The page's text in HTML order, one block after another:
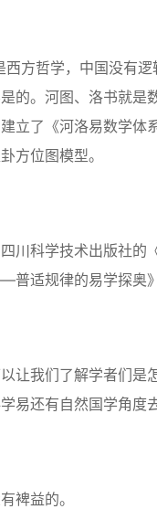
方哲学，中国没有
的。河图、洛书就
立了《河洛易数学
方位图模型。
川科学技术出版社
适规律的易学探奥》
让我们了解学者们
易还有自然国学角度
裨益的。